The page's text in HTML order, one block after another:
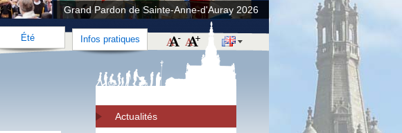
Grand Pardon de Sainte-Anne-d'Auray 2026
Été Infos pratiques
Actualités